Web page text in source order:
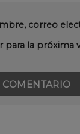
correo
para la próxima